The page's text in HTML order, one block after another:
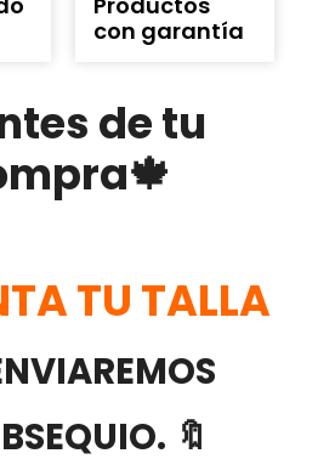
con garantía
de tu
TU TALLA
🔖